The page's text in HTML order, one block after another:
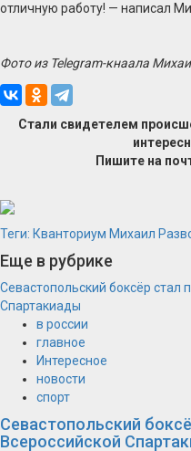
отличную работу! — написал
Фото из Telegram-кнаала
Стали свидетелем
Пишите на
Теги: Кванториум Михаил
Еще в рубрике
Севастопольский боксёр стал
Спартакиады
в россии
главное
Интересное
новости
спорт
Севастопольский
Всероссийской